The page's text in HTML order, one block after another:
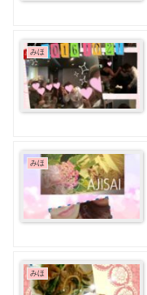
みほ
みほ
みほ